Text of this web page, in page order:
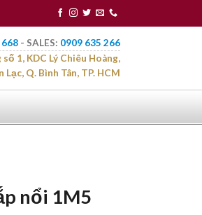
668 - SALES: 0909 635 266
1, KDC Lý Chiêu Hoàng,
Lạc, Q. Bình Tân, TP. HCM
nổi 1M5